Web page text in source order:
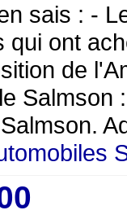
sais : -
qui ont
de